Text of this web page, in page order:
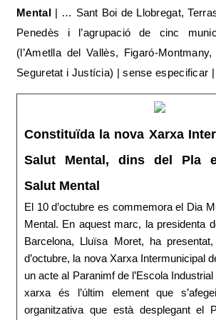
Mental| … Sant Boi de Llobregat,
Penedès i l’agrupació de cinc
(l’Ametlla del Vallès, Figaró-
Seguretat i Justícia) | sense especificar |
Constituïda la nova Xarxa
Salut Mental, dins del Pla
Salut Mental
El 10 d’octubre es commemora el Dia
Mental. En aquest marc, la presidenta
Barcelona, Lluïsa Moret, ha
d’octubre, la nova Xarxa Intermunicipal
un acte al Paranimf de l’Escola
xarxa és l’últim element que
organitzativa que està desplegant el